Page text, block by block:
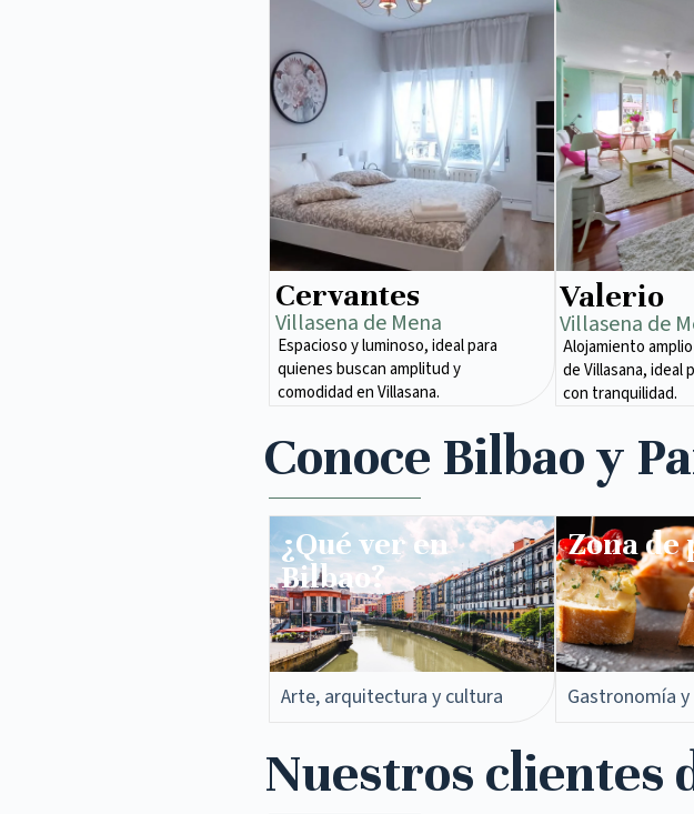
Cervantes
Villasena de Mena​
Espacioso y luminoso, ideal para
quienes buscan amplitud y
comodidad en Villasana.
Valerio
Villasena de
Alojamiento
de Villasana, ideal
con tranquilidad.
Conoce Bilbao y
¿Qué ver en
Bilbao?
Arte, arquitectura y cultura
Zona de
Gastronomía
Nuestros clientes